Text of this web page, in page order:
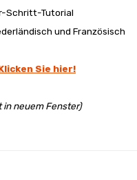
Schritt-Tutorial
und Französisch
Sie hier!
in neuem Fenster)